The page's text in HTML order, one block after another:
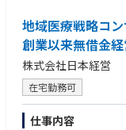
上記案件における業務
プロジェクト推進
CX改善・データ活用
VOCや応対ログ、顧客
事業・プロダクトサイ
＜使用ツール＞
salesforce、
地域医療戦略コ
創業以来無借金
株式会社日本経営
在宅勤務可
仕事内容